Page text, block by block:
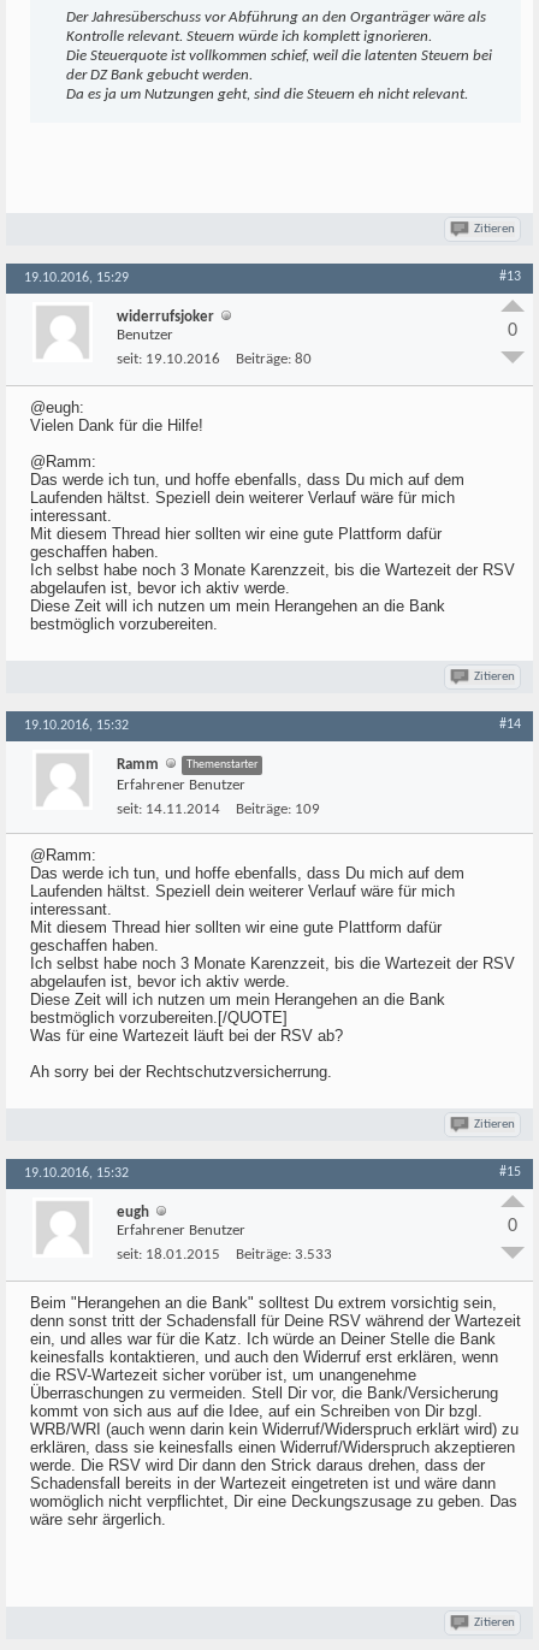
Der Jahresüberschuss vor Abführung an den Organträger wäre als
Kontrolle relevant. Steuern würde ich komplett ignorieren.
Die Steuerquote ist vollkommen schief, weil die latenten Steuern bei
der DZ Bank gebucht werden.
Da es ja um Nutzungen geht, sind die Steuern eh nicht relevant.
Zitieren
19.10.2016, 15:29 #13
widerrufsjoker
Benutzer
seit: 19.10.2016 Beiträge: 80
0
@eugh:
Vielen Dank für die Hilfe!
@Ramm:
Das werde ich tun, und hoffe ebenfalls, dass Du mich auf dem
Laufenden hältst. Speziell dein weiterer Verlauf wäre für mich
interessant.
Mit diesem Thread hier sollten wir eine gute Plattform dafür
geschaffen haben.
Ich selbst habe noch 3 Monate Karenzzeit, bis die Wartezeit der RSV
abgelaufen ist, bevor ich aktiv werde.
Diese Zeit will ich nutzen um mein Herangehen an die Bank
bestmöglich vorzubereiten.
Zitieren
19.10.2016, 15:32 #14
Ramm Themenstarter
Erfahrener Benutzer
seit: 14.11.2014 Beiträge: 109
@Ramm:
Das werde ich tun, und hoffe ebenfalls, dass Du mich auf dem
Laufenden hältst. Speziell dein weiterer Verlauf wäre für mich
interessant.
Mit diesem Thread hier sollten wir eine gute Plattform dafür
geschaffen haben.
Ich selbst habe noch 3 Monate Karenzzeit, bis die Wartezeit der RSV
abgelaufen ist, bevor ich aktiv werde.
Diese Zeit will ich nutzen um mein Herangehen an die Bank
bestmöglich vorzubereiten.[/QUOTE]
Was für eine Wartezeit läuft bei der RSV ab?
Ah sorry bei der Rechtschutzversicherrung.
Zitieren
19.10.2016, 15:32 #15
eugh
Erfahrener Benutzer
seit: 18.01.2015 Beiträge: 3.533
0
Beim "Herangehen an die Bank" solltest Du extrem vorsichtig sein,
denn sonst tritt der Schadensfall für Deine RSV während der Wartezeit
ein, und alles war für die Katz. Ich würde an Deiner Stelle die Bank
keinesfalls kontaktieren, und auch den Widerruf erst erklären, wenn
die RSV-Wartezeit sicher vorüber ist, um unangenehme
Überraschungen zu vermeiden. Stell Dir vor, die Bank/Versicherung
kommt von sich aus auf die Idee, auf ein Schreiben von Dir bzgl.
WRB/WRI (auch wenn darin kein Widerruf/Widerspruch erklärt wird) zu
erklären, dass sie keinesfalls einen Widerruf/Widerspruch akzeptieren
werde. Die RSV wird Dir dann den Strick daraus drehen, dass der
Schadensfall bereits in der Wartezeit eingetreten ist und wäre dann
womöglich nicht verpflichtet, Dir eine Deckungszusage zu geben. Das
wäre sehr ärgerlich.
Zitieren